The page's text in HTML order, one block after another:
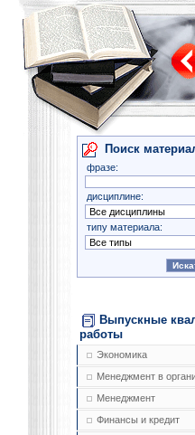
Поиск
фразе:
дисциплине:
типу материала:
Выпускные
работы
Экономика
Менеджмент в
Менеджмент
Финансы и кредит